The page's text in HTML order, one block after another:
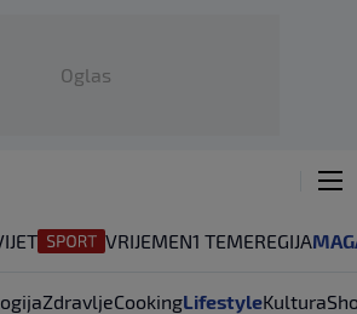
Oglas
VRIJEMEN1 TEMEREGIJA
ZdravljeCookingLifestyleKultura